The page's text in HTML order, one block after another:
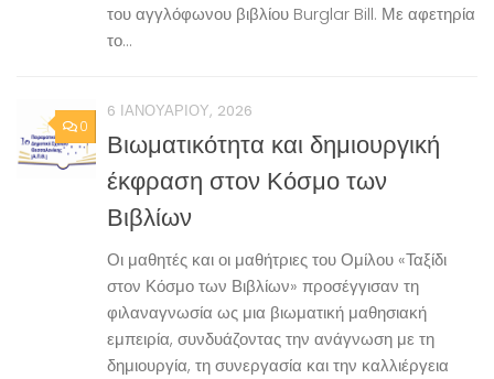
του αγγλόφωνου βιβλίου Burglar Bill. Με αφετηρία
το...
0
6 ΙΑΝΟΥΑΡΊΟΥ, 2026
Βιωματικότητα και δημιουργική
έκφραση στον Κόσμο των
Βιβλίων
Οι μαθητές και οι μαθήτριες του Ομίλου «Ταξίδι
στον Κόσμο των Βιβλίων» προσέγγισαν τη
φιλαναγνωσία ως μια βιωματική μαθησιακή
εμπειρία, συνδυάζοντας την ανάγνωση με τη
δημιουργία, τη συνεργασία και την καλλιέργεια